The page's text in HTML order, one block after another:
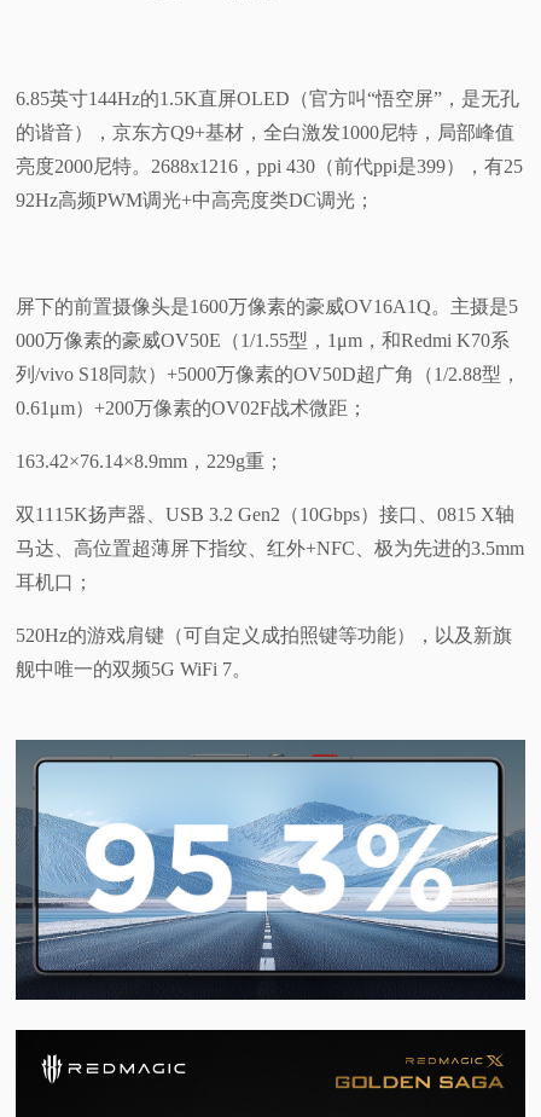
6.85英寸144Hz的1.5K直屏OLED（官方叫“悟空屏”，是无孔
的谐音），京东方Q9+基材，全白激发1000尼特，局部峰值
亮度2000尼特。2688x1216，ppi 430（前代ppi是399），有25
92Hz高频PWM调光+中高亮度类DC调光；
屏下的前置摄像头是1600万像素的豪威OV16A1Q。主摄是5
000万像素的豪威OV50E（1/1.55型，1μm，和Redmi K70系
列/vivo S18同款）+5000万像素的OV50D超广角（1/2.88型，
0.61μm）+200万像素的OV02F战术微距；
163.42×76.14×8.9mm，229g重；
双1115K扬声器、USB 3.2 Gen2（10Gbps）接口、0815 X轴
马达、高位置超薄屏下指纹、红外+NFC、极为先进的3.5mm
耳机口；
520Hz的游戏肩键（可自定义成拍照键等功能），以及新旗
舰中唯一的双频5G WiFi 7。